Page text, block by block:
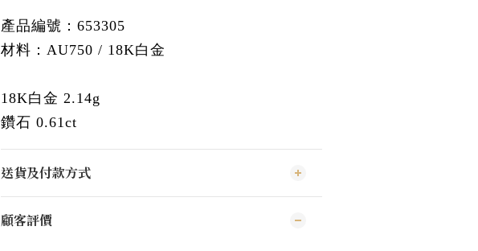
產品編號：653305
材料：AU750 / 18K白金
18K白金 2.14g
鑽石 0.61ct
送貨及付款方式
顧客評價